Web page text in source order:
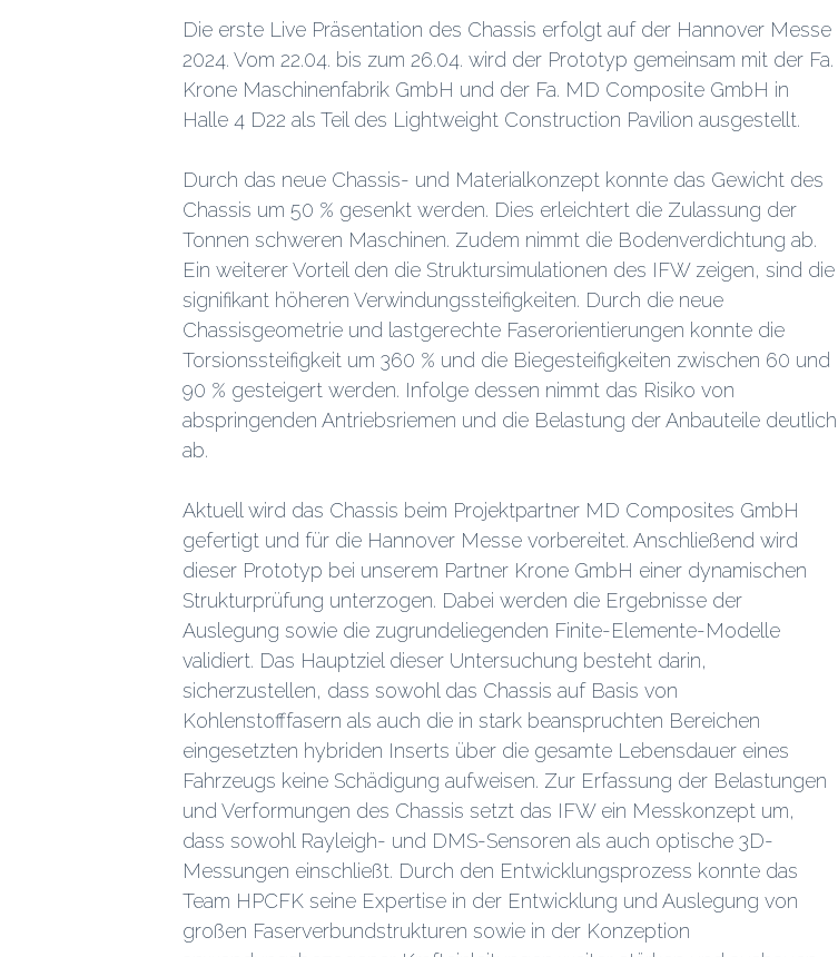
Die erste Live Präsentation des Chassis erfolgt auf der Hannover Messe
2024. Vom 22.04. bis zum 26.04. wird der Prototyp gemeinsam mit der Fa.
Krone Maschinenfabrik GmbH und der Fa. MD Composite GmbH in
Halle 4 D22 als Teil des Lightweight Construction Pavilion ausgestellt.
Durch das neue Chassis- und Materialkonzept konnte das Gewicht des
Chassis um 50 % gesenkt werden. Dies erleichtert die Zulassung der
Tonnen schweren Maschinen. Zudem nimmt die Bodenverdichtung ab.
Ein weiterer Vorteil den die Struktursimulationen des IFW zeigen, sind die
signifikant höheren Verwindungssteifigkeiten. Durch die neue
Chassisgeometrie und lastgerechte Faserorientierungen konnte die
Torsionssteifigkeit um 360 % und die Biegesteifigkeiten zwischen 60 und
90 % gesteigert werden. Infolge dessen nimmt das Risiko von
abspringenden Antriebsriemen und die Belastung der Anbauteile deutlich
ab.
Aktuell wird das Chassis beim Projektpartner MD Composites GmbH
gefertigt und für die Hannover Messe vorbereitet. Anschließend wird
dieser Prototyp bei unserem Partner Krone GmbH einer dynamischen
Strukturprüfung unterzogen. Dabei werden die Ergebnisse der
Auslegung sowie die zugrundeliegenden Finite-Elemente-Modelle
validiert. Das Hauptziel dieser Untersuchung besteht darin,
sicherzustellen, dass sowohl das Chassis auf Basis von
Kohlenstofffasern als auch die in stark beanspruchten Bereichen
eingesetzten hybriden Inserts über die gesamte Lebensdauer eines
Fahrzeugs keine Schädigung aufweisen. Zur Erfassung der Belastungen
und Verformungen des Chassis setzt das IFW ein Messkonzept um,
dass sowohl Rayleigh- und DMS-Sensoren als auch optische 3D-
Messungen einschließt. Durch den Entwicklungsprozess konnte das
Team HPCFK seine Expertise in der Entwicklung und Auslegung von
großen Faserverbundstrukturen sowie in der Konzeption